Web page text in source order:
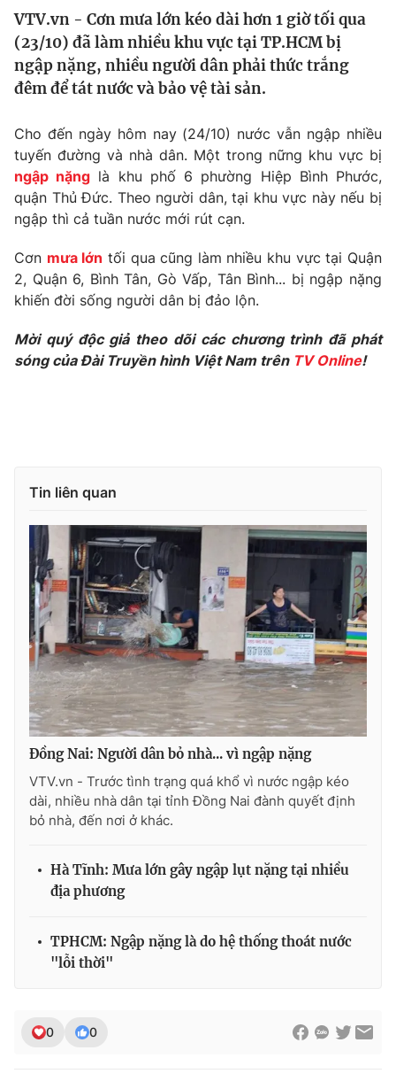
Y tế
Thế giới
Thế giới đó đây
Câu chuyện quốc tế
Kinh tế
Tài chính
Thị trường
Dữ liệu và đời sống
Phim VTV
Hậu trường
Nhân vật
Giải trí
Âm nhạc
Đời sống
Thị trường
Tư vấn
Giao lưu trực tuyến
Lịch phát sóng
Chuyên mục khác
Emagazine Podcast
Photo Infographic
Video Shorts video
VTV Money VTV Thể thao
Thị trường 24h
VTV4 Vươn mình bằng AI
Giáo dục
VTV.vn - Cơn mưa lớn kéo dài hơn 1 giờ tối qua
(23/10) đã làm nhiều khu vực tại TP.HCM bị
ngập nặng, nhiều người dân phải thức trắng
đêm để tát nước và bảo vệ tài sản.
Cho đến ngày hôm nay (24/10) nước vẫn ngập nhiều
tuyến đường và nhà dân. Một trong nững khu vực bị
ngập nặng là khu phố 6 phường Hiệp Bình Phước,
quận Thủ Đức. Theo người dân, tại khu vực này nếu bị
ngập thì cả tuần nước mới rút cạn.
Cơn mưa lớn tối qua cũng làm nhiều khu vực tại Quận
2, Quận 6, Bình Tân, Gò Vấp, Tân Bình... bị ngập nặng
khiến đời sống người dân bị đảo lộn.
Mời quý độc giả theo dõi các chương trình đã phát
sóng của Đài Truyền hình Việt Nam trên TV Online!
Tin liên quan
Đồng Nai: Người dân bỏ nhà... vì ngập nặng
VTV.vn - Trước tình trạng quá khổ vì nước ngập kéo
dài, nhiều nhà dân tại tỉnh Đồng Nai đành quyết định
bỏ nhà, đến nơi ở khác.
Hà Tĩnh: Mưa lớn gây ngập lụt nặng tại nhiều
địa phương
TPHCM: Ngập nặng là do hệ thống thoát nước
"lỗi thời"
0 0